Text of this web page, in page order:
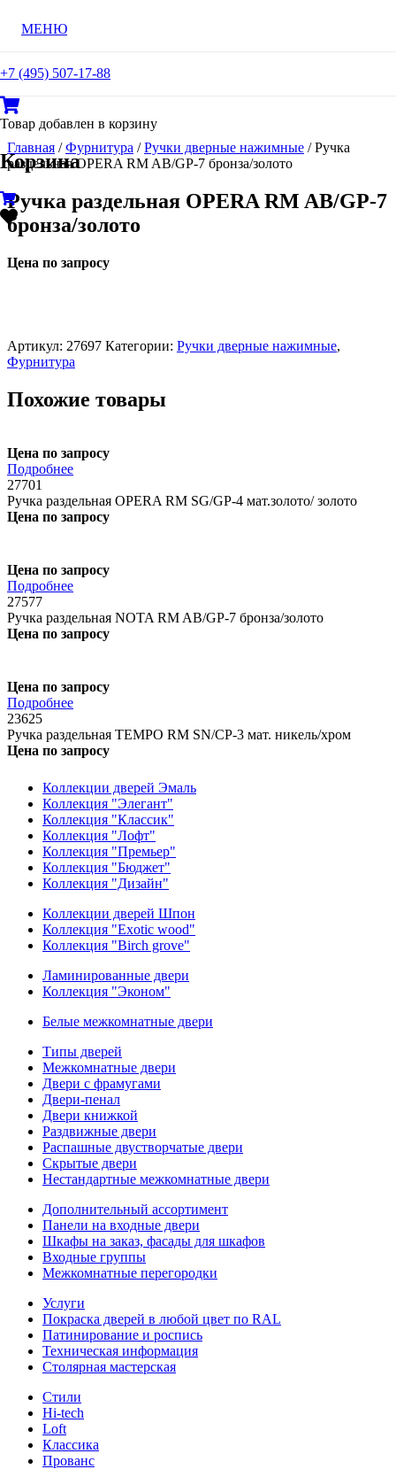
МЕНЮ
+7 (495) 507-17-88
Товар добавлен в корзину
Корзина
Главная /Фурнитура /Ручки дверные нажимные / Ручка
раздельная OPERA RM AB/GP-7 бронза/золото
Ручка раздельная OPERA RM AB/GP-7
бронза/золото
Цена по запросу
Артикул: 27697 Категории: Ручки дверные нажимные,
Фурнитура
Похожие товары
Цена по запросу
Подробнее
27701
Ручка раздельная OPERA RM SG/GP-4 мат.золото/ золото
Цена по запросу
Цена по запросу
Подробнее
27577
Ручка раздельная NOTA RM AB/GP-7 бронза/золото
Цена по запросу
Цена по запросу
Подробнее
23625
Ручка раздельная TEMPO RM SN/CP-3 мат. никель/хром
Цена по запросу
Коллекции дверей Эмаль
Коллекция "Элегант"
Коллекция "Классик"
Коллекция "Лофт"
Коллекция "Премьер"
Коллекция "Бюджет"
Коллекция "Дизайн"
Коллекции дверей Шпон
Коллекция "Exotic wood"
Коллекция "Birch grove"
Ламинированные двери
Коллекция "Эконом"
Белые межкомнатные двери
Типы дверей
Межкомнатные двери
Двери с фрамугами
Двери-пенал
Двери книжкой
Раздвижные двери
Распашные двустворчатые двери
Скрытые двери
Нестандартные межкомнатные двери
Дополнительный ассортимент
Панели на входные двери
Шкафы на заказ, фасады для шкафов
Входные группы
Межкомнатные перегородки
Услуги
Покраска дверей в любой цвет по RAL
Патинирование и роспись
Техническая информация
Столярная мастерская
Стили
Hi-tech
Loft
Классика
Прованс